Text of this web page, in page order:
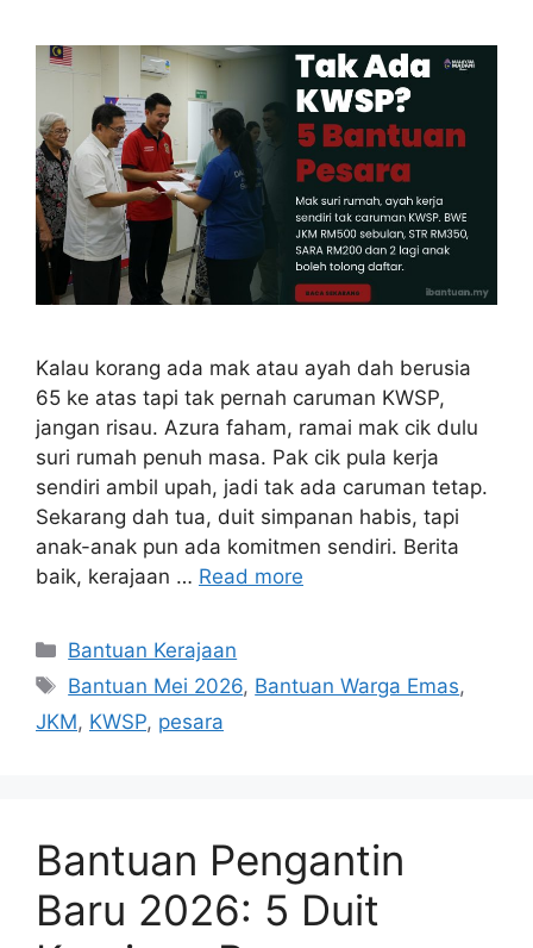
Kalau korang ada mak atau ayah dah berusia
65 ke atas tapi tak pernah caruman KWSP,
jangan risau. Azura faham, ramai mak cik dulu
suri rumah penuh masa. Pak cik pula kerja
sendiri ambil upah, jadi tak ada caruman tetap.
Sekarang dah tua, duit simpanan habis, tapi
anak-anak pun ada komitmen sendiri. Berita
baik, kerajaan … Read more
Categories
Bantuan Kerajaan
Tags
Bantuan Mei 2026, Bantuan Warga Emas,
JKM, KWSP, pesara
Bantuan Pengantin
Baru 2026: 5 Duit